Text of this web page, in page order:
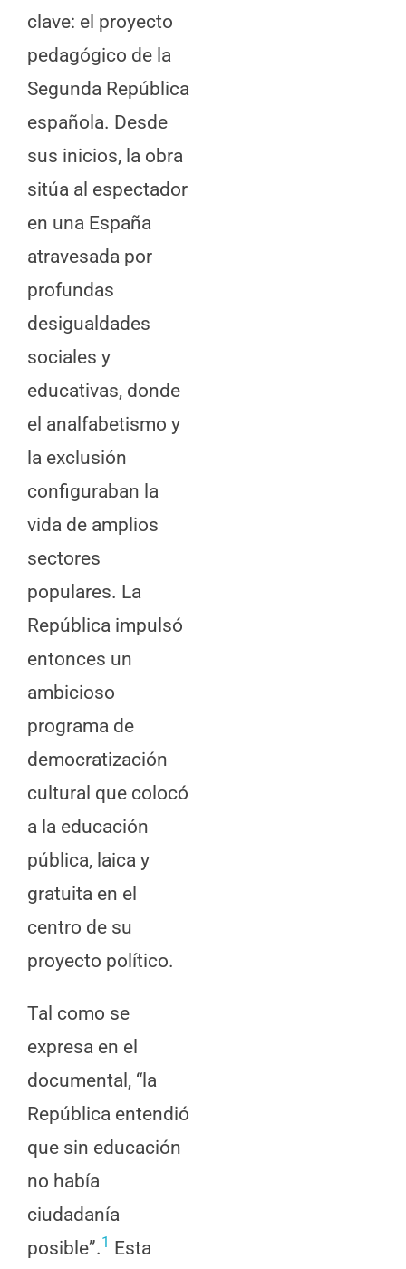
clave: el proyecto
pedagógico de la
Segunda República
española. Desde
sus inicios, la obra
sitúa al espectador
en una España
atravesada por
profundas
desigualdades
sociales y
educativas, donde
el analfabetismo y
la exclusión
configuraban la
vida de amplios
sectores
populares. La
República impulsó
entonces un
ambicioso
programa de
democratización
cultural que colocó
a la educación
pública, laica y
gratuita en el
centro de su
proyecto político.
Tal como se
expresa en el
documental, “la
República entendió
que sin educación
no había
ciudadanía
posible”.1 Esta